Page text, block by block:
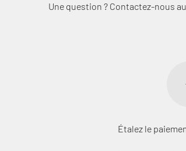
Une question ? Contactez-nous au
Étalez le